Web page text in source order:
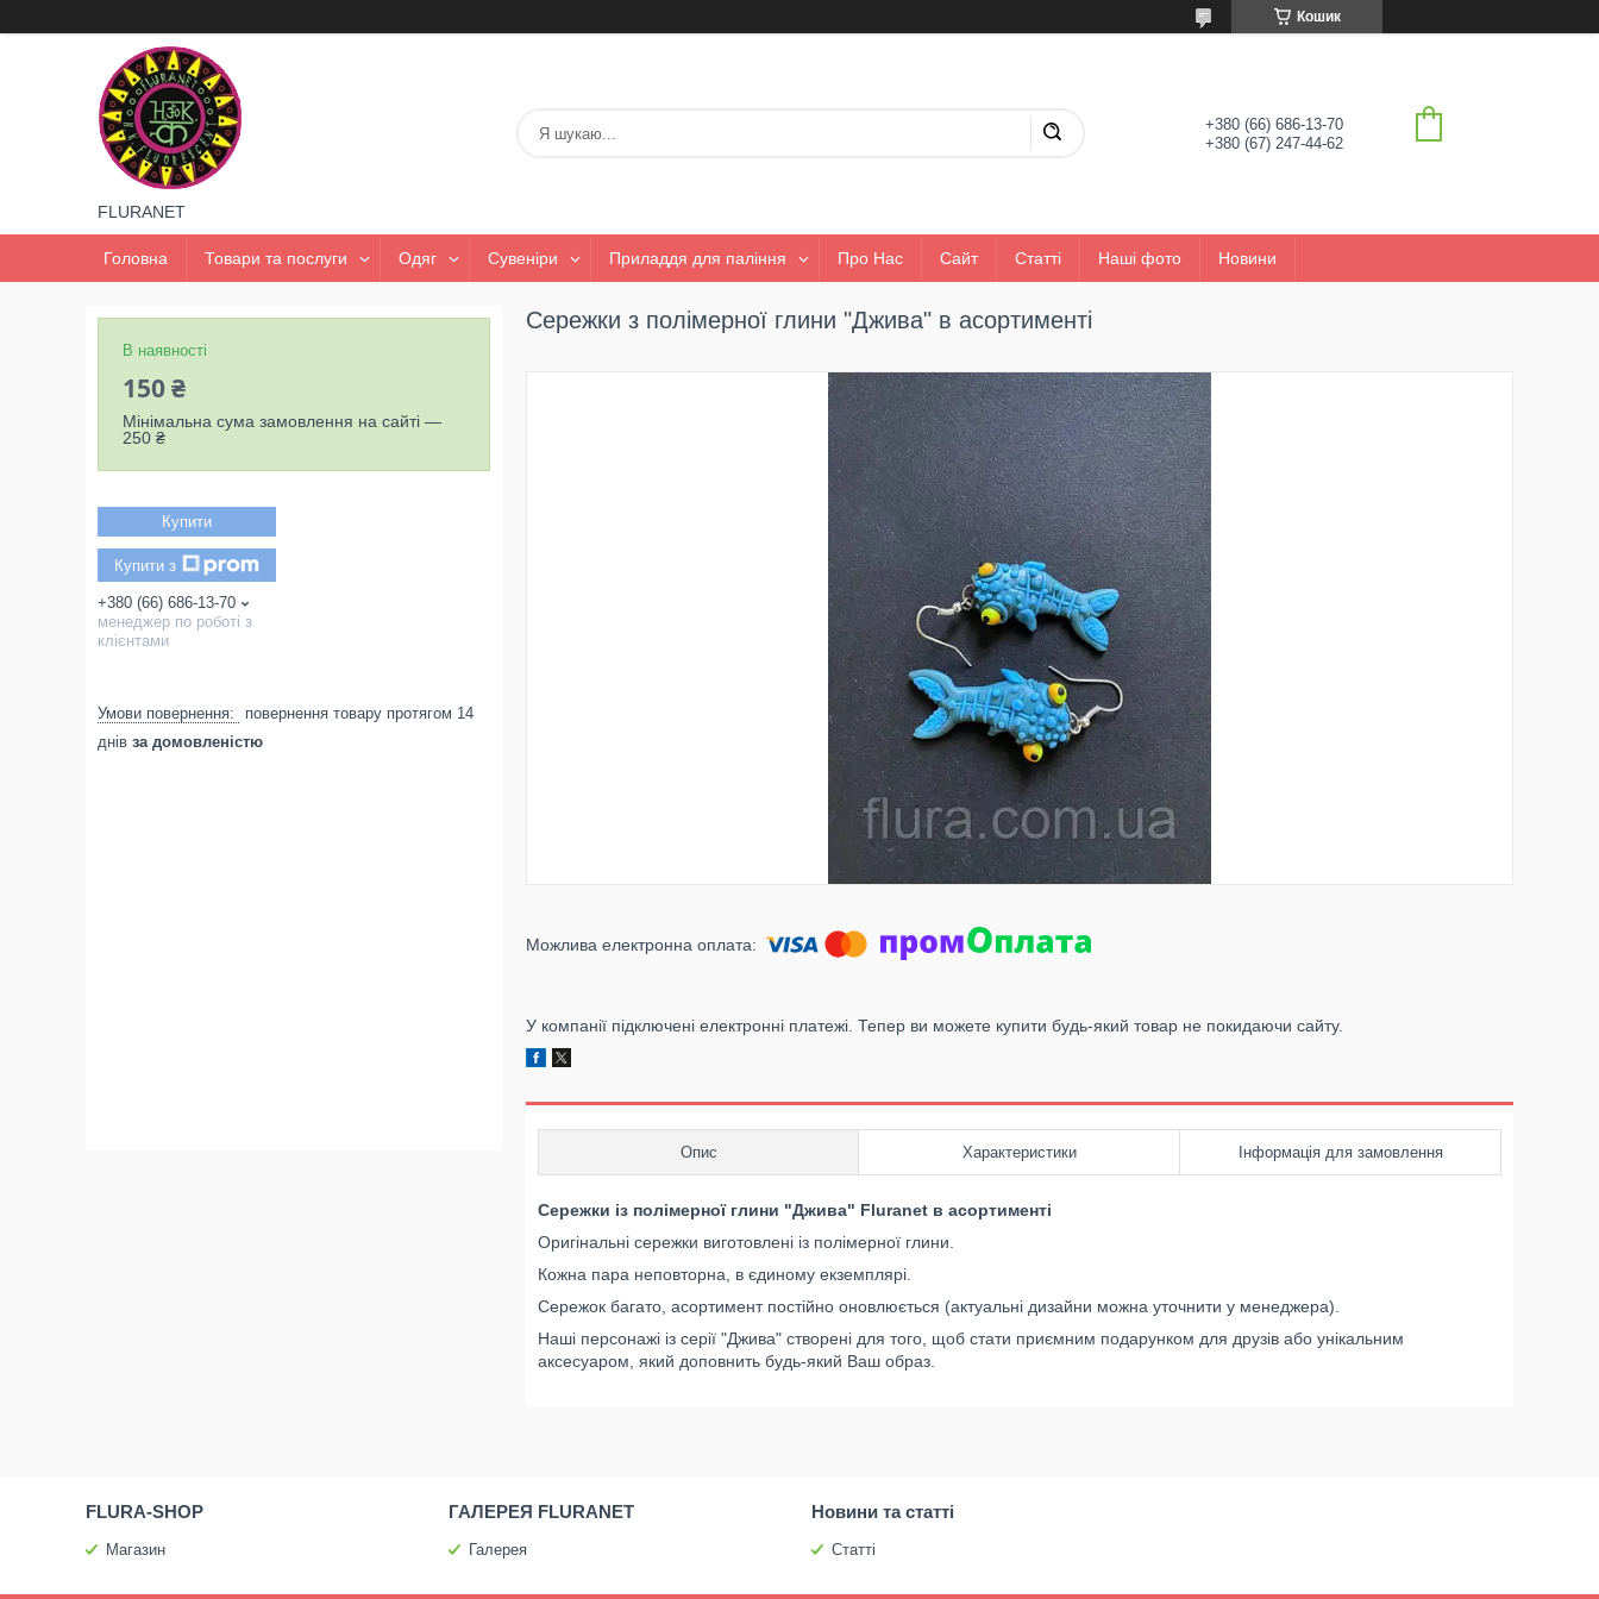
Кошик
FLURANET
+380 (66) 686-13-70
+380 (67) 247-44-62
Головна Товари та послуги Одяг Сувеніри Приладдя для паління Про Нас Сайт Статті Наші фото Новини
Сережки з полімерної глини "Джива" в асортименті
У компанії підключені електронні платежі. Тепер ви можете купити будь-який товар не покидаючи сайту.
Опис Характеристики Інформація для замовлення
Сережки із полімерної глини "Джива" Fluranet в асортименті
Оригінальні сережки виготовлені із полімерної глини.
Кожна пара неповторна, в єдиному екземплярі.
Сережок багато, асортимент постійно оновлюється (актуальні дизайни можна уточнити у менеджера).
Наші персонажі із серії "Джива" створені для того, щоб стати приємним подарунком для друзів або унікальним
аксесуаром, який доповнить будь-який Ваш образ.
В наявності
150 ₴
Мінімальна сума замовлення на сайті —
250 ₴
Купити
Купити з
+380 (66) 686-13-70
менеджер по роботі з
клієнтами
повернення товару протягом 14
днів за домовленістю
FLURA-SHOP
Магазин
ГАЛЕРЕЯ FLURANET
Галерея
Новини та статті
Статті